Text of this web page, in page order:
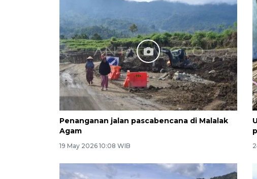
Penanganan jalan pascabencana di Malalak
Agam
19 May 2026 10:08 WIB